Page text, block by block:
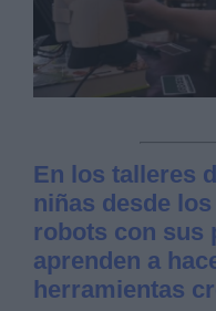
En los talleres
niñas desde
robots con sus
aprenden a
herramientas